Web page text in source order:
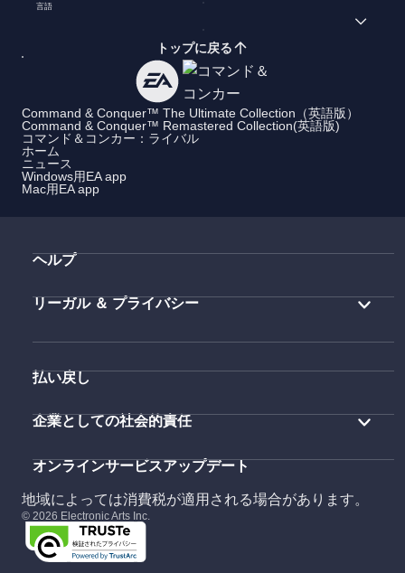
言語
トップに戻る
Command & Conquer™ The Ultimate Collection（英語版）
Command & Conquer™ Remastered Collection(英語版)
コマンド＆コンカー：ライバル
ホーム
ニュース
Windows用EA app
Mac用EA app
ヘルプ
リーガル ＆ プライバシー
払い戻し
企業としての社会的責任
オンラインサービスアップデート
地域によっては消費税が適用される場合があります。
© 2026 Electronic Arts Inc.